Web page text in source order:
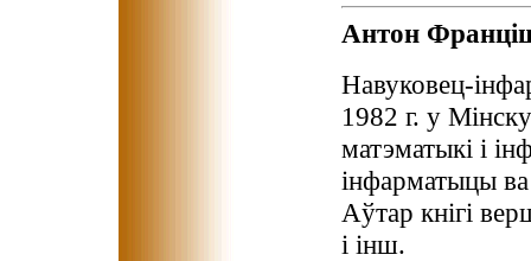
Антон
Навуковец-
1982 г. у
матэматыкі і
інфарматыцы ва
Аўтар кнігі
і інш.